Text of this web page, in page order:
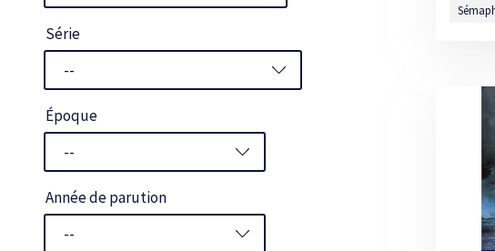
Série
Époque
Année de parution